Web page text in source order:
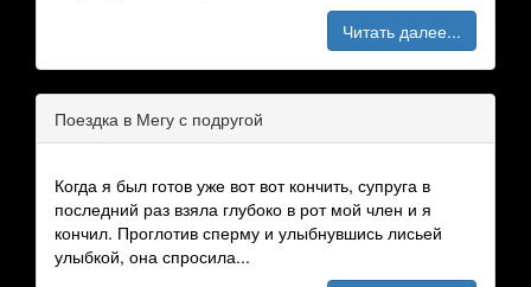
Читать далее...
Поездка в Мегу с подругой
Когда я был готов уже вот вот кончить, супруга в
последний раз взяла глубоко в рот мой член и я
кончил. Проглотив сперму и улыбнувшись лисьей
улыбкой, она спросила...